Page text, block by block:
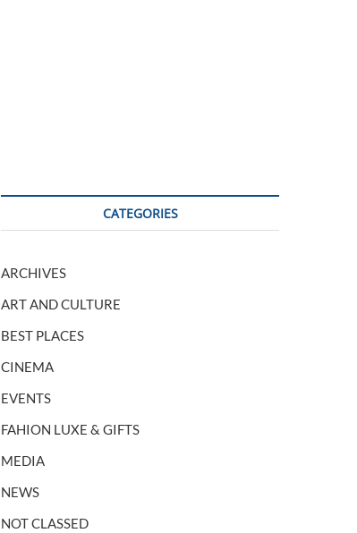
j'assure le
CATEGORIES
ARCHIVES
ART AND CULTURE
BEST PLACES
CINEMA
EVENTS
FAHION LUXE & GIFTS
MEDIA
NEWS
NOT CLASSED